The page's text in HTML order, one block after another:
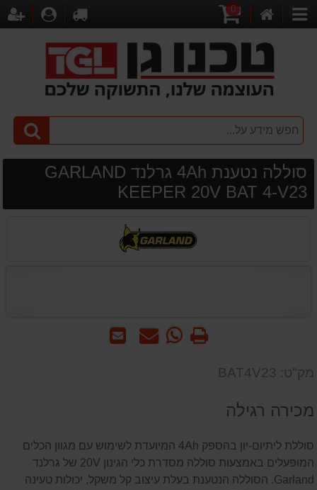
קטגוריות
הבית
0
לקופה
סוללה נטענת 4Ah גרלנד GARLAND
KEEPER 20V BAT 4-V23
שלח
שאל WhatsApp
מק"ט: BAT4V23
מכירה רגילה
סוללת ליתיום-יון בהספק 4Ah המיועדת לשימוש עם מגוון הכלים
המופעלים באמצעות סוללה מסדרת כלי הגינון 20V של גרלנד
Garland. הסוללה הנטענת בעלת עיצוב קל משקל, יכולות טעינה